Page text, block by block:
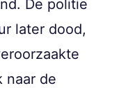
De politie
later dood,
naar de